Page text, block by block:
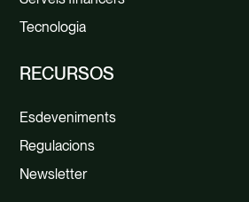
Tecnologia
RECURSOS
Esdeveniments
Regulacions
Newsletter